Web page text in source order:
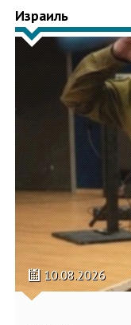
Израиль
10.08.2026